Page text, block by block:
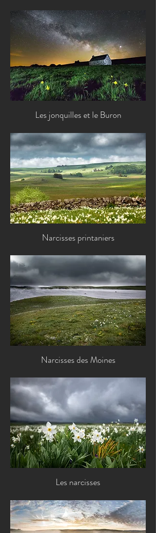
Les jonquilles et le Buron
Narcisses printaniers
Narcisses des Moines
Les narcisses